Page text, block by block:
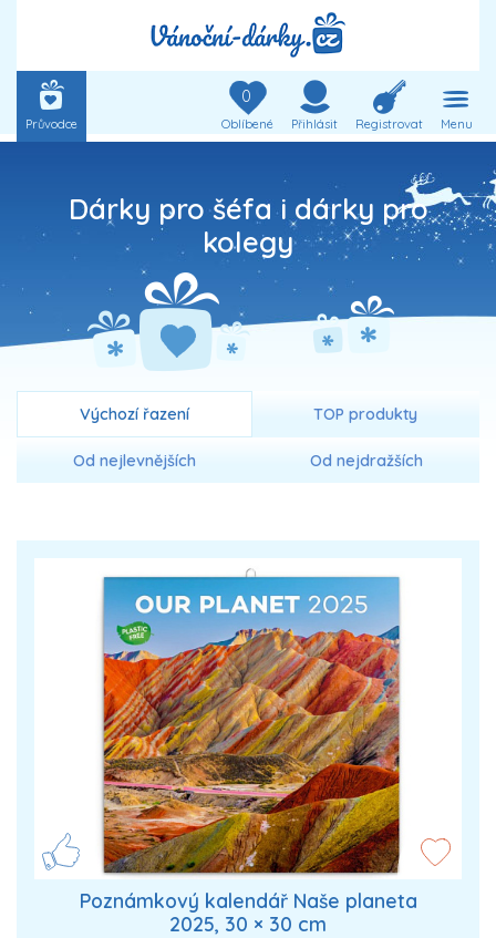
Průvodce
0
Oblíbené Přihlásit Registrovat Menu
Dárky pro šéfa i dárky pro
kolegy
Výchozí řazení TOP produkty
Od nejlevnějších Od nejdražších
Poznámkový kalendář Naše planeta
2025, 30 × 30 cm